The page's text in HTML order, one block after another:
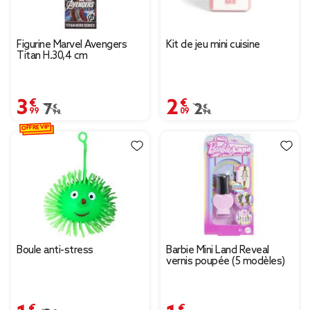
Figurine Marvel Avengers
Titan H.30,4 cm
3,99 €
Prix remisé de 7,99 € à 3,99 €
7,99 €
Kit de jeu mini cuisine
2,09 €
Prix remisé de 2,99 €
2,99 €
Boule anti-stress
1,46 €
OFFRE VIP
Barbie Mini Land Reveal
vernis poupée (5 modèles)
1,99 €